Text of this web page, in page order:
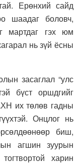
Ерөнхий сайд
шаадаг боловч,
мартдаг гэх юм
нь зүй ёсны
засаглал “улс
бүст оршдгийг
их төлөв гадны
Онцлог нь
биш,
агшин зуурын
харин